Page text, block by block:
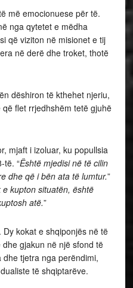
më emocionuese për të.
nga qytetet e mëdha
që viziton në misionet e tij
në derë dhe troket, thotë
dëshiron të kthehet njeriu,
flet rrjedhshëm tetë gjuhë
mjaft i izoluar, ku popullsia
të. “Është mjedisi në të cilin
dhe që i bën ata të lumtur.”
e kupton situatën, është
atë.”
kokat e shqiponjës në të
gjakun në një sfond të
tjetra nga perëndimi,
të shqiptarëve.